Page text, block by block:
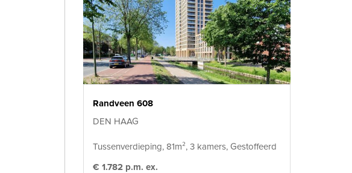
Randveen 608
DEN HAAG
Tussenverdieping, 81m², 3 kamers, Gestoffeerd
€ 1.782 p.m. ex.